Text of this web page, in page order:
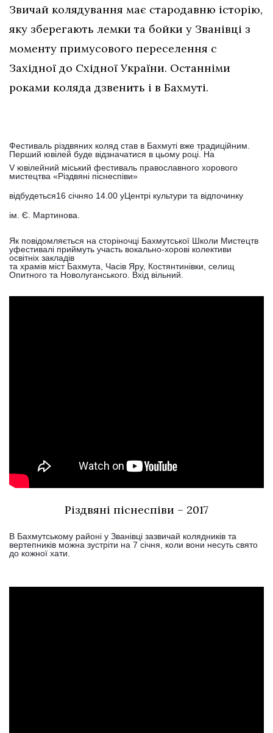
Звичай колядування має стародавню історію,
яку зберегають лемки та бойки у Званівці з
моменту примусового переселення с
Західної до Східної України. Останніми
роками коляда дзвенить і в Бахмуті.
Фестиваль різдвяних коляд став в Бахмуті вже традиційним.
Перший ювілей буде відзначатися в цьому році. На
V ювілейний міський фестиваль православного хорового
мистецтва «Різдвяні піснеспіви»
відбудеться16 січняо 14.00 уЦентрі культури та відпочинку
ім. Є. Мартинова.
Як повідомляється на сторіночці Бахмутської Школи Мистецтв
уфестивалі приймуть участь вокально-хорові колективи
освітніх закладів
та храмів міст Бахмута, Часів Яру, Костянтинівки, селищ
Опитного та Новолуганського. Вхід вільний.
Різдвяні піснеспіви – 2017
В Бахмутському районі у Званівці зазвичай колядників та
вертепників можна зустріти на 7 січня, коли вони несуть свято
до кожної хати.